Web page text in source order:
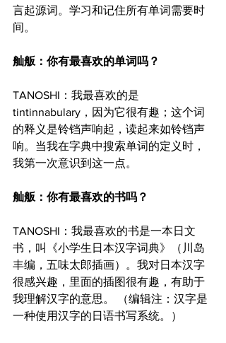
言起源词。学习和记住所有单词需要时
间。
舢舨：你有最喜欢的单词吗？
TANOSHI：我最喜欢的是
tintinnabulary，因为它很有趣；这个词
的释义是铃铛声响起，读起来如铃铛声
响。当我在字典中搜索单词的定义时，
我第一次意识到这一点。
舢舨：你有最喜欢的书吗？
TANOSHI：我最喜欢的书是一本日文
书，叫《小学生日本汉字词典》（川岛
丰编，五味太郎插画）。我对日本汉字
很感兴趣，里面的插图很有趣，有助于
我理解汉字的意思。 （编辑注：汉字是
一种使用汉字的日语书写系统。）